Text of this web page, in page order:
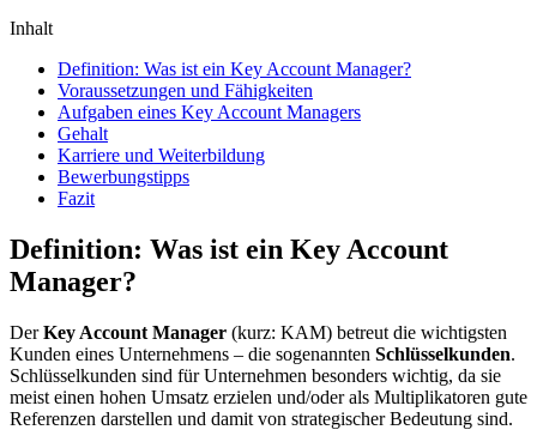
Inhalt
Definition: Was ist ein Key Account Manager?
Voraussetzungen und Fähigkeiten
Aufgaben eines Key Account Managers
Gehalt
Karriere und Weiterbildung
Bewerbungstipps
Fazit
Definition: Was ist ein Key Account
Manager?
DerKey Account Manager (kurz: KAM) betreut die wichtigsten
Kunden eines Unternehmens – die sogenannten Schlüsselkunden.
Schlüsselkunden sind für Unternehmen besonders wichtig, da sie
meist einen hohen Umsatz erzielen und/oder als Multiplikatoren gute
Referenzen darstellen und damit von strategischer Bedeutung sind.